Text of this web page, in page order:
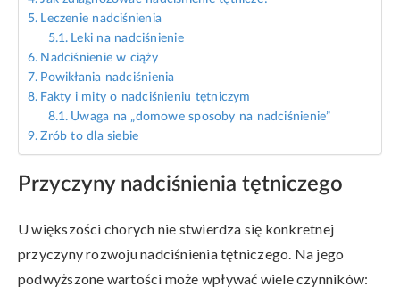
Leczenie nadciśnienia
Leki na nadciśnienie
Nadciśnienie w ciąży
Powikłania nadciśnienia
Fakty i mity o nadciśnieniu tętniczym
Uwaga na „domowe sposoby na nadciśnienie”
Zrób to dla siebie
Przyczyny nadciśnienia tętniczego
U większości chorych nie stwierdza się konkretnej
przyczyny rozwoju nadciśnienia tętniczego. Na jego
podwyższone wartości może wpływać wiele czynników: